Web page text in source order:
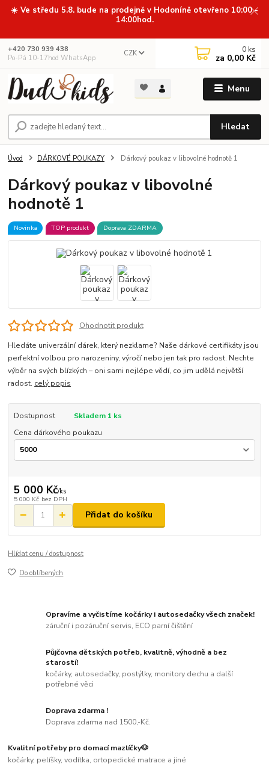
☀️ Ve středu 5.8. bude na prodejně v Hodoníně otevřeno 10:00 -
14:00hod.
Menu
CZK
Hledat
+420 730 939 438
Po-Pá 10-17hod WhatsApp
0 ks
za 0,00 Kč
Úvod DÁRKOVÉ POUKAZY Dárkový poukaz v libovolné hodnotě 1
Dárkový poukaz v libovolné
hodnotě 1
Novinka TOP produkt Doprava ZDARMA
Ohodnotit produkt
Hledáte univerzální dárek, který nezklame? Naše dárkové certifikáty jsou
perfektní volbou pro narozeniny, výročí nebo jen tak pro radost. Nechte
výběr na svých blízkých – oni sami nejlépe vědí, co jim udělá největší
radost. celý popis
Dostupnost
Skladem 1 ks
Cena dárkového poukazu
5 000 Kč/ks
5 000 Kč bez DPH
Přidat do košíku
Hlídat cenu / dostupnost
Do oblíbených
Opravíme a vyčistíme kočárky i autosedačky všech značek!
záruční i pozáruční servis, ECO parní čištění
Půjčovna dětských potřeb, kvalitně, výhodně a bez
starostí!
kočárky, autosedačky, postýlky, monitory dechu a další
potřebné věci
Doprava zdarma !
Doprava zdarma nad 1500,-Kč.
Kvalitní potřeby pro domací mazlíčky🐶
kočárky, pelíšky, vodítka, ortopedické matrace a jiné